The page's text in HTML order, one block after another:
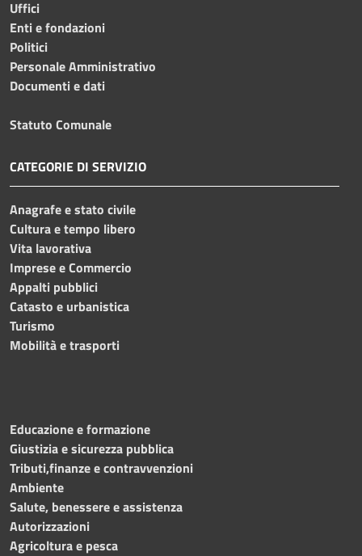
Uffici
Enti e fondazioni
Politici
Personale Amministrativo
Documenti e dati
Statuto Comunale
CATEGORIE DI SERVIZIO
Anagrafe e stato civile
Cultura e tempo libero
Vita lavorativa
Imprese e Commercio
Appalti pubblici
Catasto e urbanistica
Turismo
Mobilità e trasporti
Educazione e formazione
Giustizia e sicurezza pubblica
Tributi,finanze e contravvenzioni
Ambiente
Salute, benessere e assistenza
Autorizzazioni
Agricoltura e pesca